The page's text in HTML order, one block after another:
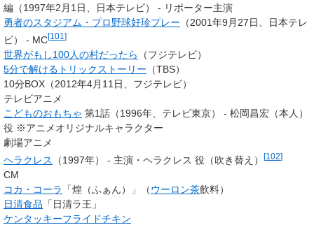
編（1997年2月1日、日本テレビ） - リポーター主演
勇者のスタジアム・プロ野球好珍プレー （2001年9月27日、日本テレ
ビ） - MC[101 ]
世界がもし100人の村だったら
（フジテレビ）
5分で解けるトリックストーリー （TBS）
10分BOX（2012年4月11日、フジテレビ）
テレビアニメ
こどものおもちゃ 第1話（1996年、テレビ東京） - 松岡昌宏（本人）
役 ※アニメオリジナルキャラクター
劇場アニメ
ヘラクレス
（1997年） - 主演・ヘラクレス 役（吹き替え） [102]
CM
コカ・コーラ
「煌（ふぁん）」（ウーロン茶飲料）
日清食品 「日清ラ王」
ケンタッキーフライドチキン